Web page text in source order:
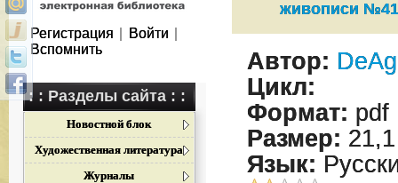
Регистрация Войти
Вспомнить
: : Разделы сайта : :
Новостной блок
Художественная литература
Журналы
живописи
Автор:
Цикл:
Формат: pdf
Размер:
Язык: